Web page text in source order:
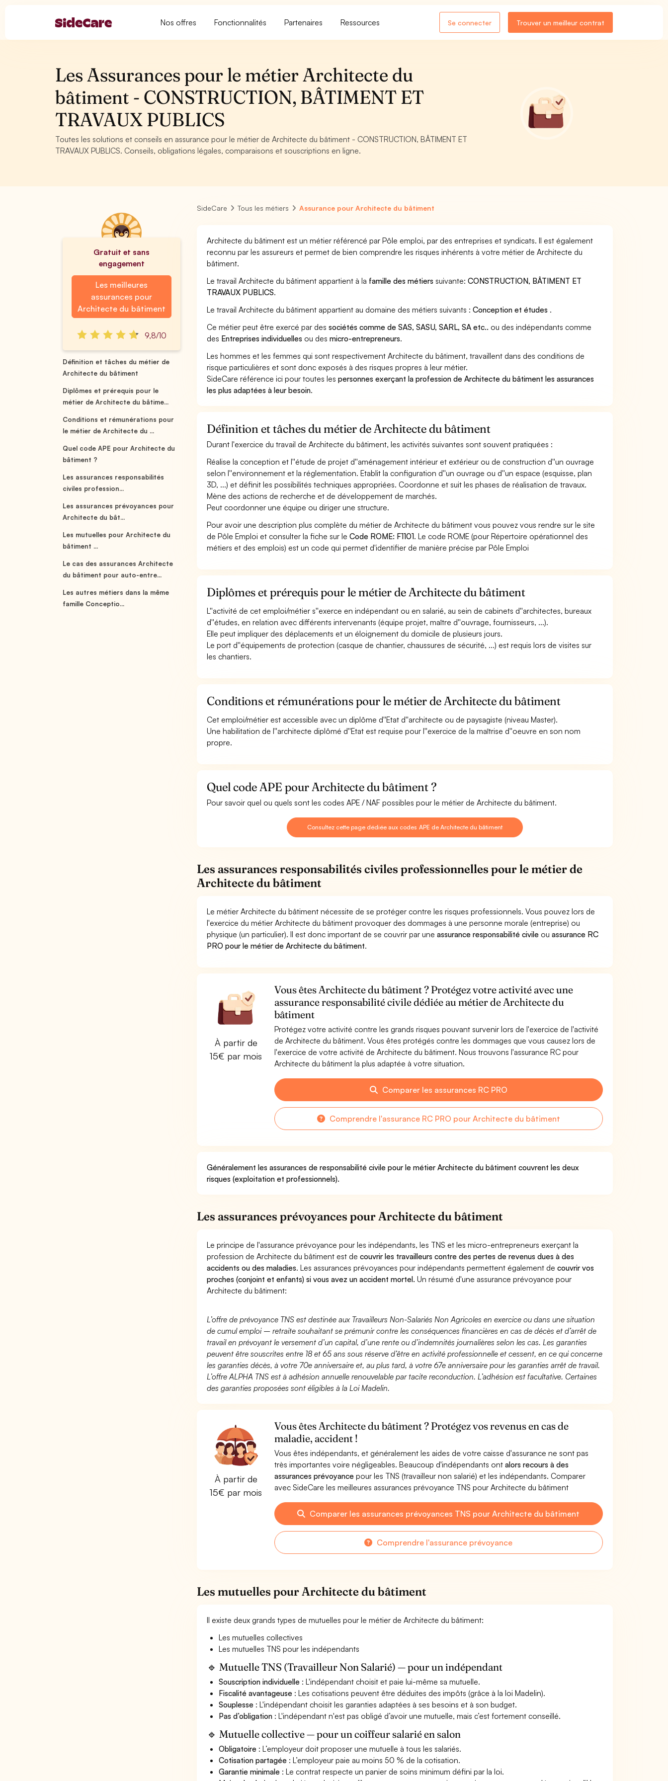
Nos offres Fonctionnalités Partenaires Ressources Se connecter Trouver un meilleur contrat
Les Assurances pour le métier Architecte du
bâtiment - CONSTRUCTION, BÂTIMENT ET
TRAVAUX PUBLICS
Toutes les solutions et conseils en assurance pour le métier de Architecte du bâtiment - CONSTRUCTION, BÂTIMENT ET
TRAVAUX PUBLICS. Conseils, obligations légales, comparaisons et souscriptions en ligne.
Gratuit et sans
engagement
Les meilleures
assurances pour
Architecte du bâtiment
9,8/10
Définition et tâches du métier de
Architecte du bâtiment
Diplômes et prérequis pour le
métier de Architecte du bâtime...
Conditions et rémunérations pour
le métier de Architecte du ...
Quel code APE pour Architecte du
bâtiment ?
Les assurances responsabilités
civiles profession...
Les assurances prévoyances pour
Architecte du bât...
Les mutuelles pour Architecte du
bâtiment ...
Le cas des assurances Architecte
du bâtiment pour auto-entre...
Les autres métiers dans la même
famille Conceptio...
SideCare Tous les métiers Assurance pour Architecte du bâtiment
Architecte du bâtiment est un métier référencé par Pôle emploi, par des entreprises et syndicats. Il est également
reconnu par les assureurs et permet de bien comprendre les risques inhérents à votre métier de Architecte du
bâtiment.
Le travail Architecte du bâtiment appartient à la famille des métiers suivante:CONSTRUCTION, BÂTIMENT ET
TRAVAUX PUBLICS.
Le travail Architecte du bâtiment appartient au domaine des métiers suivants :Conception et études .
Ce métier peut être exercé par dessociétés comme de SAS, SASU, SARL, SA etc.. ou des indépendants comme
des Entreprises individuelles ou desmicro-entrepreneurs.
Les hommes et les femmes qui sont respectivement Architecte du bâtiment, travaillent dans des conditions de
risque particulières et sont donc exposés à des risques propres à leur métier.
SideCare référence ici pour toutes lespersonnes exerçant la profession de Architecte du bâtiment les assurances
les plus adaptées à leur besoin.
Définition et tâches du métier de Architecte du bâtiment
Durant l'exercice du travail de Architecte du bâtiment, les activités suivantes sont souvent pratiquées :
Réalise la conception et l''étude de projet d''aménagement intérieur et extérieur ou de construction d''un ouvrage
selon l''environnement et la réglementation. Etablit la configuration d''un ouvrage ou d''un espace (esquisse, plan
3D, ...) et définit les possibilités techniques appropriées. Coordonne et suit les phases de réalisation de travaux.
Mène des actions de recherche et de développement de marchés.
Peut coordonner une équipe ou diriger une structure.
Pour avoir une description plus complète du métier de Architecte du bâtiment vous pouvez vous rendre sur le site
de Pôle Emploi et consulter la fiche sur leCode ROME: F1101. Le code ROME (pour Répertoire opérationnel des
métiers et des emplois) est un code qui permet d'identifier de manière précise par Pôle Emploi
Diplômes et prérequis pour le métier de Architecte du bâtiment
L''activité de cet emploi/métier s''exerce en indépendant ou en salarié, au sein de cabinets d''architectes, bureaux
d''études, en relation avec différents intervenants (équipe projet, maître d''ouvrage, fournisseurs, ...).
Elle peut impliquer des déplacements et un éloignement du domicile de plusieurs jours.
Le port d''équipements de protection (casque de chantier, chaussures de sécurité, ...) est requis lors de visites sur
les chantiers.
Conditions et rémunérations pour le métier de Architecte du bâtiment
Cet emploi/métier est accessible avec un diplôme d''Etat d''architecte ou de paysagiste (niveau Master).
Une habilitation de l''architecte diplômé d''Etat est requise pour l''exercice de la maîtrise d''oeuvre en son nom
propre.
Quel code APE pour Architecte du bâtiment ?
Pour savoir quel ou quels sont les codes APE / NAF possibles pour le métier de Architecte du bâtiment.
Consultez cette page dédiée aux codes APE de Architecte du bâtiment
Les assurances responsabilités civiles professionnelles pour le métier de
Architecte du bâtiment
Le métier Architecte du bâtiment nécessite de se protéger contre les risques professionnels. Vous pouvez lors de
l'exercice du métier Architecte du bâtiment provoquer des dommages à une personne morale (entreprise) ou
physique (un particulier). Il est donc important de se couvrir par uneassurance responsabilité civile ouassurance RC
PRO pour le métier de Architecte du bâtiment.
À partir de
15€ par mois
Vous êtes Architecte du bâtiment ? Protégez votre activité avec une
assurance responsabilité civile dédiée au métier de Architecte du
bâtiment
Protégez votre activité contre les grands risques pouvant survenir lors de l'exercice de l'activité
de Architecte du bâtiment. Vous êtes protégés contre les dommages que vous causez lors de
l'exercice de votre activité de Architecte du bâtiment. Nous trouvons l'assurance RC pour
Architecte du bâtiment la plus adaptée à votre situation.
Comparer les assurances RC PRO
Comprendre l'assurance RC PRO pour Architecte du bâtiment
Généralement les assurances de responsabilité civile pour le métier Architecte du bâtiment couvrent les deux
risques (exploitation et professionnels).
Les assurances prévoyances pour Architecte du bâtiment
Le principe de l'assurance prévoyance pour les indépendants, les TNS et les micro-entrepreneurs exerçant la
profession de Architecte du bâtiment est decouvrir les travailleurs contre des pertes de revenus dues à des
accidents ou des maladies. Les assurances prévoyances pour indépendants permettent également decouvrir vos
proches (conjoint et enfants) si vous avez un accident mortel. Un résumé d'une assurance prévoyance pour
Architecte du bâtiment:
L’offre de prévoyance TNS est destinée aux Travailleurs Non-Salariés Non Agricoles en exercice ou dans une situation
de cumul emploi – retraite souhaitant se prémunir contre les conséquences financières en cas de décès et d’arrêt de
travail en prévoyant le versement d’un capital, d’une rente ou d’indemnités journalières selon les cas. Les garanties
peuvent être souscrites entre 18 et 65 ans sous réserve d’être en activité professionnelle et cessent, en ce qui concerne
les garanties décès, à votre 70e anniversaire et, au plus tard, à votre 67e anniversaire pour les garanties arrêt de travail.
L’offre ALPHA TNS est à adhésion annuelle renouvelable par tacite reconduction. L’adhésion est facultative. Certaines
des garanties proposées sont éligibles à la Loi Madelin.
À partir de
15€ par mois
Vous êtes Architecte du bâtiment ? Protégez vos revenus en cas de
maladie, accident !
Vous êtes indépendants, et généralement les aides de votre caisse d'assurance ne sont pas
très importantes voire négligeables. Beaucoup d'indépendants ont alors recours à des
assurances prévoyancepour les TNS (travailleur non salarié) et les indépendants. Comparer
avec SideCare les meilleures assurances prévoyance TNS pour Architecte du bâtiment
Comparer les assurances prévoyances TNS pour Architecte du bâtiment
Comprendre l'assurance prévoyance
Les mutuelles pour Architecte du bâtiment
Il existe deux grands types de mutuelles pour le métier de Architecte du bâtiment:
Les mutuelles collectives
Les mutuelles TNS pour les indépendants
🔹 Mutuelle TNS (Travailleur Non Salarié) — pour un indépendant
Souscription individuelle : L'indépendant choisit et paie lui-même sa mutuelle.
Fiscalité avantageuse : Les cotisations peuvent être déduites des impôts (grâce à la loi Madelin).
Souplesse : L'indépendant choisit les garanties adaptées à ses besoins et à son budget.
Pas d’obligation : L'indépendant n'est pas obligé d’avoir une mutuelle, mais c’est fortement conseillé.
🔹 Mutuelle collective — pour un coiffeur salarié en salon
Obligatoire : L’employeur doit proposer une mutuelle à tous les salariés.
Cotisation partagée : L’employeur paie au moins 50 % de la cotisation.
Garantie minimale : Le contrat respecte un panier de soins minimum défini par la loi.